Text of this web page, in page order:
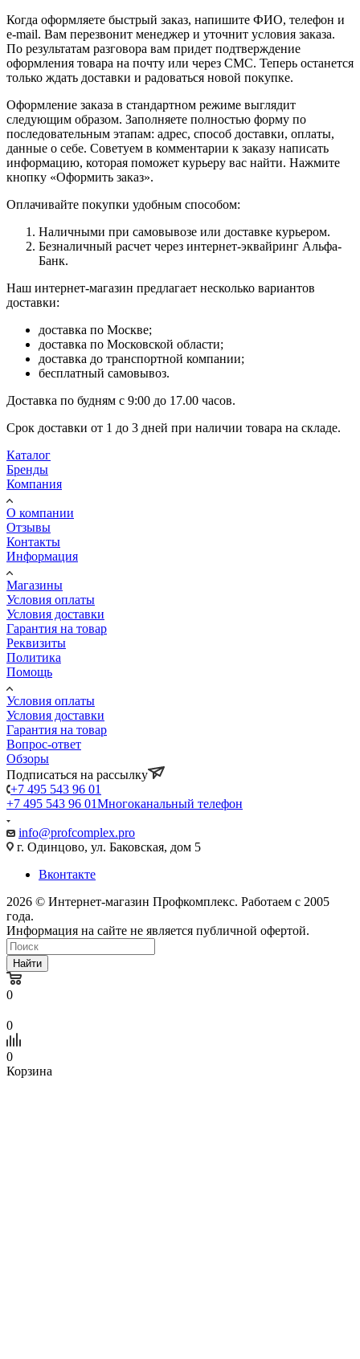
Когда оформляете быстрый заказ, напишите ФИО, телефон и
e-mail. Вам перезвонит менеджер и уточнит условия заказа.
По результатам разговора вам придет подтверждение
оформления товара на почту или через СМС. Теперь останется
только ждать доставки и радоваться новой покупке.
Оформление заказа в стандартном режиме выглядит
следующим образом. Заполняете полностью форму по
последовательным этапам: адрес, способ доставки, оплаты,
данные о себе. Советуем в комментарии к заказу написать
информацию, которая поможет курьеру вас найти. Нажмите
кнопку «Оформить заказ».
Оплачивайте покупки удобным способом:
Наличными при самовывозе или доставке курьером.
Безналичный расчет через интернет-эквайринг Альфа-
Банк.
Наш интернет-магазин предлагает несколько вариантов
доставки:
доставка по Москве;
доставка по Московской области;
доставка до транспортной компании;
бесплатный самовывоз.
Доставка по будням с 9:00 до 17.00 часов.
Срок доставки от 1 до 3 дней при наличии товара на складе.
Каталог
Бренды
Компания
О компании
Отзывы
Контакты
Информация
Магазины
Условия оплаты
Условия доставки
Гарантия на товар
Реквизиты
Политика
Помощь
Условия оплаты
Условия доставки
Гарантия на товар
Вопрос-ответ
Обзоры
Подписаться на рассылку
+7 495 543 96 01
+7 495 543 96 01Многоканальный телефон
info@profcomplex.pro
г. Одинцово, ул. Баковская, дом 5
Вконтакте
2026 © Интернет-магазин Профкомплекс. Работаем с 2005
года.
Информация на сайте не является публичной офертой.
Найти
0
0
0
Корзина